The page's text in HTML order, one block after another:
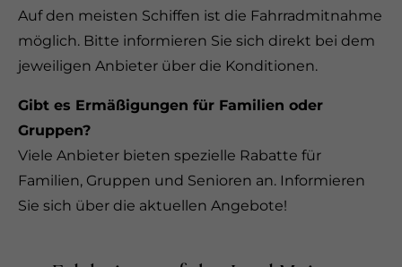
Auf den meisten Schiffen ist die Fahrradmitnahme
möglich. Bitte informieren Sie sich direkt bei dem
jeweiligen Anbieter über die Konditionen.
Gibt es Ermäßigungen für Familien oder
Gruppen?
Viele Anbieter bieten spezielle Rabatte für
Familien, Gruppen und Senioren an. Informieren
Sie sich über die aktuellen Angebote!